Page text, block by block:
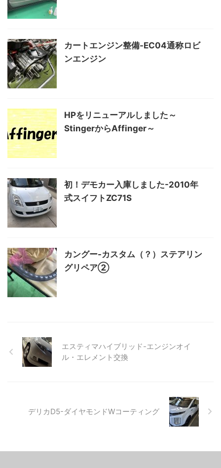
カートエンジン整備-EC04通称ロビ
ンエンジン
HPをリニューアルしました～
StingerからAffinger～
初！デモカー入庫しました-2010年
式スイフトZC71S
カングー-カスタム（？）ステアリン
グリペア②
エスティマハイブリッド-エンジンオイ
ル・エレメント交換
デリカD5-ダイヤモンドWコーティング